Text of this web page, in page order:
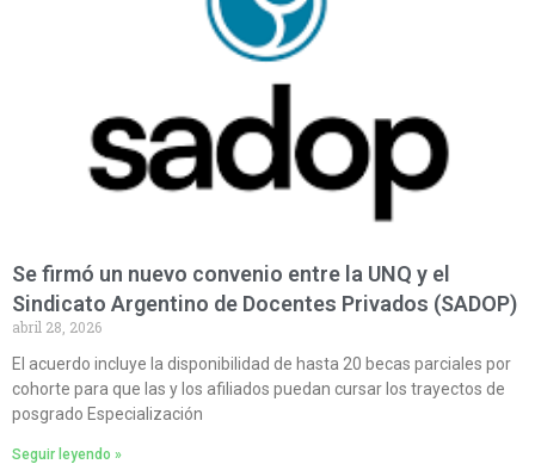
Se firmó un nuevo convenio entre la UNQ y el
Sindicato Argentino de Docentes Privados (SADOP)
abril 28, 2026
El acuerdo incluye la disponibilidad de hasta 20 becas parciales por
cohorte para que las y los afiliados puedan cursar los trayectos de
posgrado Especialización
Seguir leyendo »